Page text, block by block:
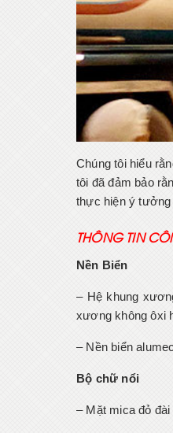
Chúng tôi hiểu
tôi đã đảm bảo
thực hiện ý tưởng
THÔNG TIN
Nền Biển
– Hệ khung
xương không ôxi
– Nền biển
Bộ chữ nổi
– Mặt mica đỏ đài